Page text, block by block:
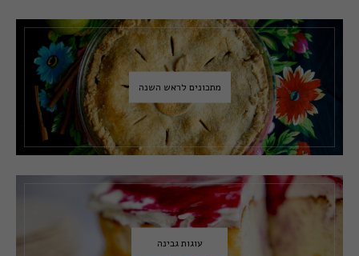
מתכונים לראש השנה
עוגות גבינה